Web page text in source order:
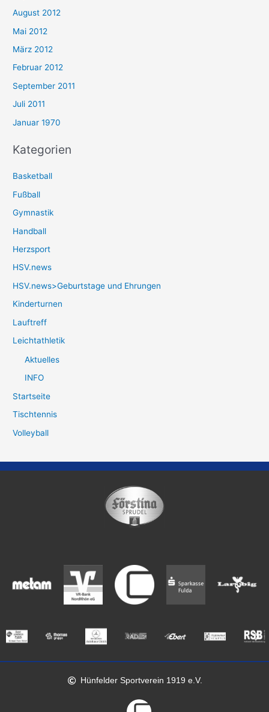
August 2012
Mai 2012
März 2012
Februar 2012
September 2011
Juli 2011
Januar 1970
Kategorien
Basketball
Fußball
Gymnastik
Handball
Herzsport
HSV.news
HSV.news>Geburtstage und Ehrungen
Kinderturnen
Lauftreff
Leichtathletik
Aktuelles
INFO
Startseite
Tischtennis
Volleyball
Hünfelder Sportverein 1919 e.V.